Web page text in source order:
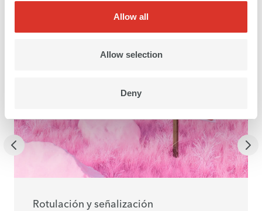
Allow all
Allow selection
Deny
Rotulación y señalización